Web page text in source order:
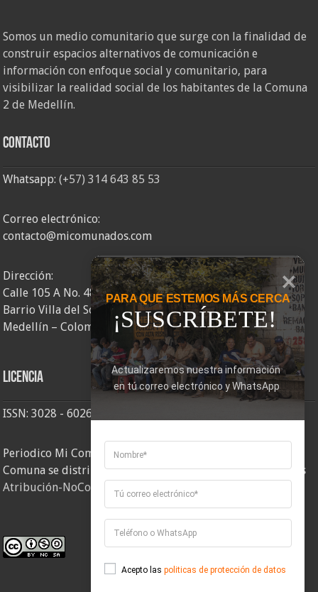
Somos un medio comunitario que surge con la finalidad de
construir espacios alternativos de comunicación e
información con enfoque social y comunitario, para
visibilizar la realidad social de los habitantes de la Comuna
2 de Medellín.
Contacto
Whatsapp:(+57) 314 643 85 53
Correo electrónico:
contacto@micomunados.com
Dirección:
Calle 105 A No. 48AA – 58
Barrio Villa del Socorro
Medellín – Colombia
Licencia
ISSN: 3028 - 6026
Periodico Mi Comuna 2, elaborado por Corporación Mi
Comuna se distribuye bajo unaLicencia Creative Commons
Atribución-NoComercial-CompartirIgual 4.0 Internacional
PARA QUE ESTEMOS MÁS CERCA
¡SUSCRÍBETE!
Actualizaremos nuestra información
en tú correo electrónico y WhatsApp
Acepto las politicas de protección de datos